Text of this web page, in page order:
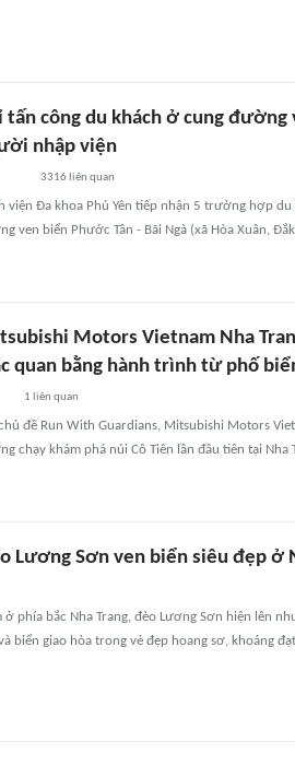
tấn công du khách ở cung
nhập viện
3316 liên quan
viện Đa khoa Phú Yên tiếp nhận 5 trường hợp
ven biển Phước Tân - Bãi Ngà (xã Hòa Xuân,
Motors Vietnam Nha
quan bằng hành trình từ phố
1 liên quan
đề Run With Guardians, Mitsubishi Motors
chạy khám phá núi Cô Tiên lần đầu tiên tại Nha
Lương Sơn ven biển siêu đẹp ở
ở phía bắc Nha Trang, đèo Lương Sơn hiện lên
biển giao hòa trong vẻ đẹp hoang sơ, khoáng